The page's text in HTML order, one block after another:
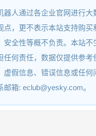
器人通过各企业官网进行
点，更不表示本站支持购买
安全性等概不负责。本站
任何责任，数据仅提供参
虚假信息、错误信息或任
箱: eclub@yesky.com。